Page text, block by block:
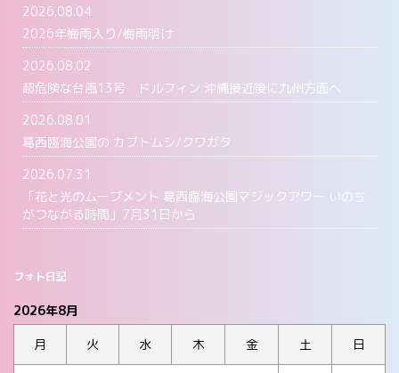
2026.08.04
2026年梅雨入り/梅雨明け
2026.08.02
超危険な台風13号 ドルフィン 沖縄接近後に九州方面へ
2026.08.01
葛西臨海公園の カブトムシ/クワガタ
2026.07.31
「花と光のムーブメント 葛西臨海公園マジックアワー いのち
がつながる時間」7月31日から
フォト日記
2026年8月
月
火 水 木 金 土 日